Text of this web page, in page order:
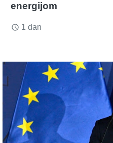
energijom
access_time 1 dan